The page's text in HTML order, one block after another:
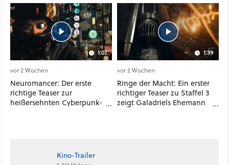
warten
und legt sich sogar mit der
CIA an
1:01
vor 2 Wochen
Neuromancer: Der erste
richtige Teaser zur
heißersehnten Cyberpunk-
1:39
vor 2 Wochen
Ringe der Macht: Ein erster
richtiger Teaser zu Staffel 3
zeigt Galadriels Ehemann
Kino-Trailer